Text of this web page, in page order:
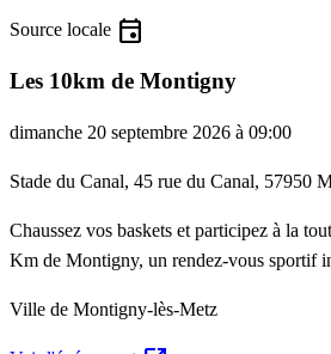
Source locale event
Les 10km de Montigny
dimanche 20 septembre 2026 à 09:00
Stade du Canal, 45 rue du Canal, 57950
Chaussez vos baskets et participez à la
Km de Montigny, un rendez-vous sportif
Ville de Montigny-lès-Metz